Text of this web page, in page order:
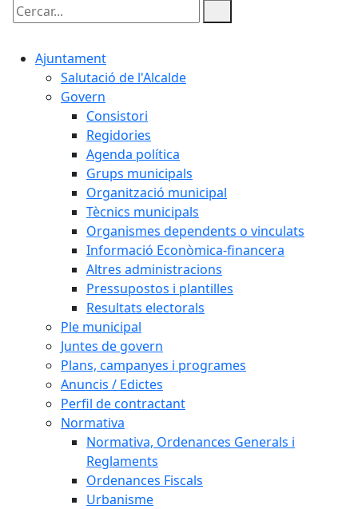
Cercar:
Ajuntament
Salutació de l'Alcalde
Govern
Consistori
Regidories
Agenda política
Grups municipals
Organització municipal
Tècnics municipals
Organismes dependents o vinculats
Informació Econòmica-financera
Altres administracions
Pressupostos i plantilles
Resultats electorals
Ple municipal
Juntes de govern
Plans, campanyes i programes
Anuncis / Edictes
Perfil de contractant
Normativa
Normativa, Ordenances Generals i
Reglaments
Ordenances Fiscals
Urbanisme